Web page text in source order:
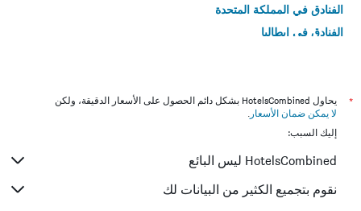
الفنادق في المملكة المتحدة
الفنادق في إيطاليا
*
يحاول HotelsCombined بشكل دائم الحصول على الأسعار الدقيقة، ولكن
لا يمكن ضمان الأسعار .
إليك السبب:
HotelsCombined ليس البائع
نقوم بتجميع الكثير من البيانات لك